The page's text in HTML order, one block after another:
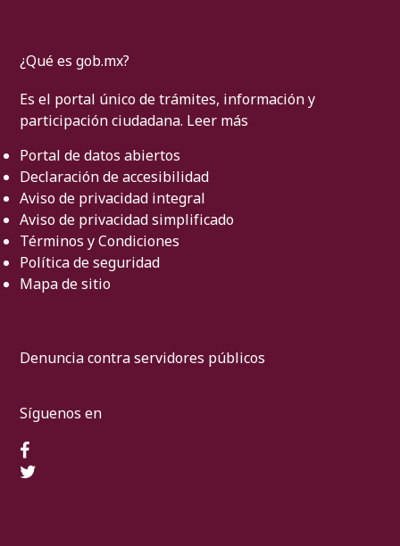
¿Qué es gob.mx?
Es el portal único de trámites, información y
participación ciudadana. Leer más
Portal de datos abiertos
Declaración de accesibilidad
Aviso de privacidad integral
Aviso de privacidad simplificado
Términos y Condiciones
Política de seguridad
Mapa de sitio
Denuncia contra servidores públicos
Síguenos en